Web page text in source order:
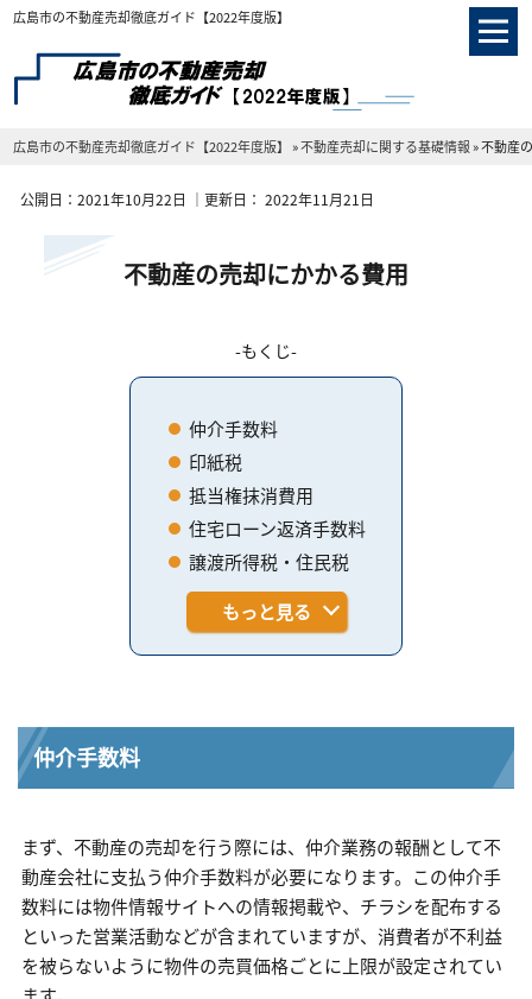
広島市の不動産売却徹底ガイド【2022年度版】
広島市の不動産売却徹底ガイド【2022年度版】 »不動産売却に関する基礎情報»不動産
公開日：2021年10月22日 ｜更新日：2022年11月21日
不動産の売却にかかる費用
もくじ
仲介手数料
印紙税
抵当権抹消費用
住宅ローン返済手数料
譲渡所得税・住民税
もっと見る
仲介手数料
まず、不動産の売却を行う際には、仲介業務の報酬として不
動産会社に支払う仲介手数料が必要になります。この仲介手
数料には物件情報サイトへの情報掲載や、チラシを配布する
といった営業活動などが含まれていますが、消費者が不利益
を被らないように物件の売買価格ごとに上限が設定されてい